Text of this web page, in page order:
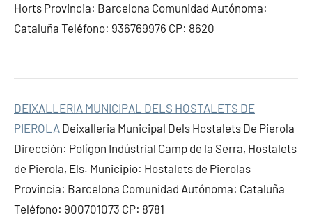
Horts Provincia: Barcelona Comunidad Autónoma:
Cataluña Teléfono: 936769976 CP: 8620
DEIXALLERIA MUNICIPAL DELS HOSTALETS DE
PIEROLA Deixalleria Municipal Dels Hostalets De Pierola
Dirección: Polígon Indústrial Camp de la Serra, Hostalets
de Pierola, Els. Municipio: Hostalets de Pierolas
Provincia: Barcelona Comunidad Autónoma: Cataluña
Teléfono: 900701073 CP: 8781